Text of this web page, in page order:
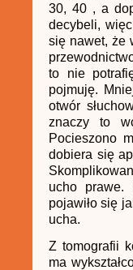
30, 40 , a
decybeli,
się nawet, że
to nie
pojmuję.
otwór
znaczy to
Pocieszono
dobiera się
ucho prawe.
pojawiło się
ucha.
Z tomografii
ma